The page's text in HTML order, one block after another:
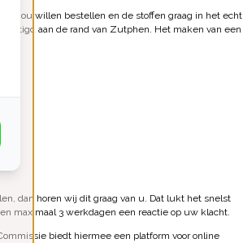
zou willen bestellen en de stoffen graag in het echt
aan de rand van Zutphen. Het maken van een
dan horen wij dit graag van u. Dat lukt het snelst
maximaal 3 werkdagen een reactie op uw klacht.
biedt hiermee een platform voor online